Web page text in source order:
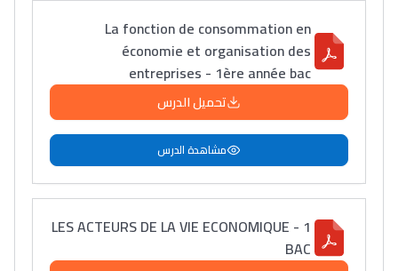
La fonction de consommation en
économie et organisation des
entreprises - 1ère année bac
تحميل الدرس
مشاهدة الدرس
LES ACTEURS DE LA VIE ECONOMIQUE - 1
BAC